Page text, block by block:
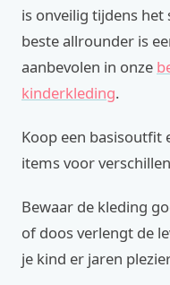
is onveilig tijdens het
beste allrounder is
aanbevolen in onze
kinderkleding.
Koop een basisoutfit
items voor
Bewaar de kleding
of doos verlengt de
je kind er jaren